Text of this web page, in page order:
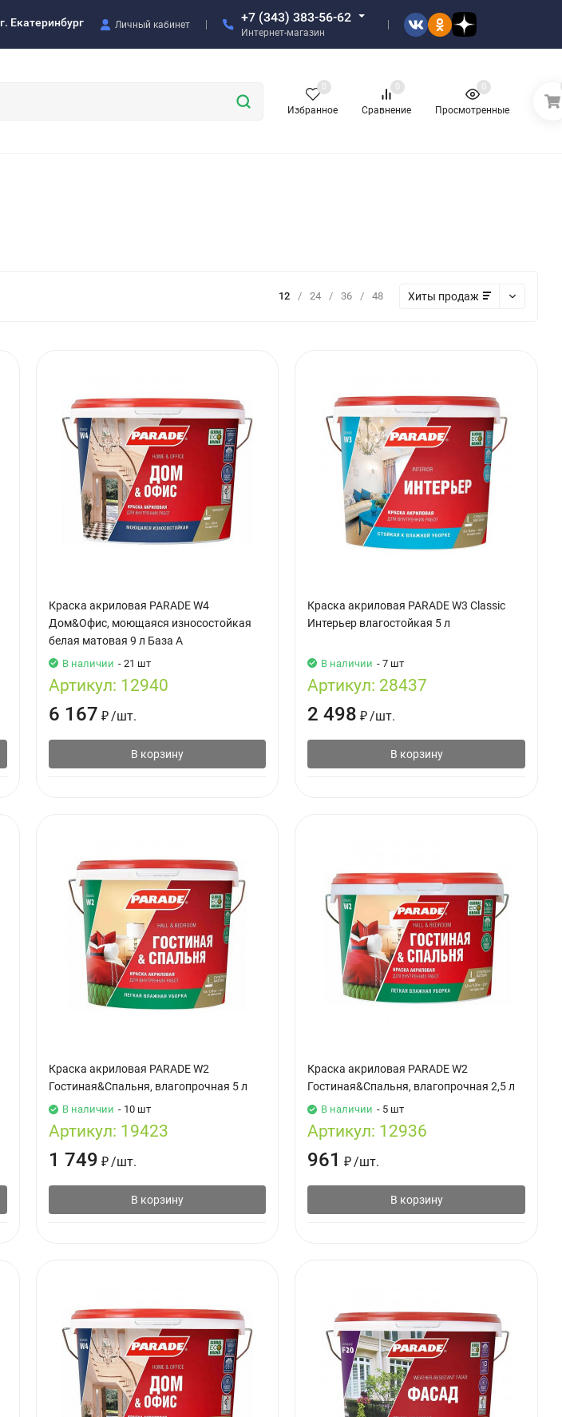
г. Екатеринбург Личный кабинет +7 (343) 383-56-62
Интернет-магазин
Избранное
0
Сравнение
0
Просмотренные
0
12 / 24 / 36 / 48 Хиты продаж
Краска акриловая PARADE W4
Дом&Офис, моющаяся износостойкая
белая матовая 9 л База А
В наличии - 21 шт
Артикул: 12940
6 167 ₽ /шт.
В корзину
Краска акриловая PARADE W3 Classic
Интерьер влагостойкая 5 л
В наличии - 7 шт
Артикул: 28437
2 498 ₽ /шт.
В корзину
Краска акриловая PARADE W2
Гостиная&Спальня, влагопрочная 5 л
В наличии - 10 шт
Артикул: 19423
1 749 ₽/шт.
В корзину
Краска акриловая PARADE W2
Гостиная&Спальня, влагопрочная 2,5 л
В наличии - 5 шт
Артикул: 12936
961 ₽/шт.
В корзину